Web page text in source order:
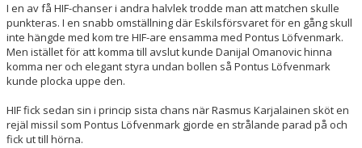
I en av få HIF-chanser i andra halvlek trodde man att matchen skulle
punkteras. I en snabb omställning där Eskilsförsvaret för en gång skull
inte hängde med kom tre HIF-are ensamma med Pontus Löfvenmark.
Men istället för att komma till avslut kunde Danijal Omanovic hinna
komma ner och elegant styra undan bollen så Pontus Löfvenmark
kunde plocka uppe den.
HIF fick sedan sin i princip sista chans när Rasmus Karjalainen sköt en
rejäl missil som Pontus Löfvenmark gjorde en strålande parad på och
fick ut till hörna.